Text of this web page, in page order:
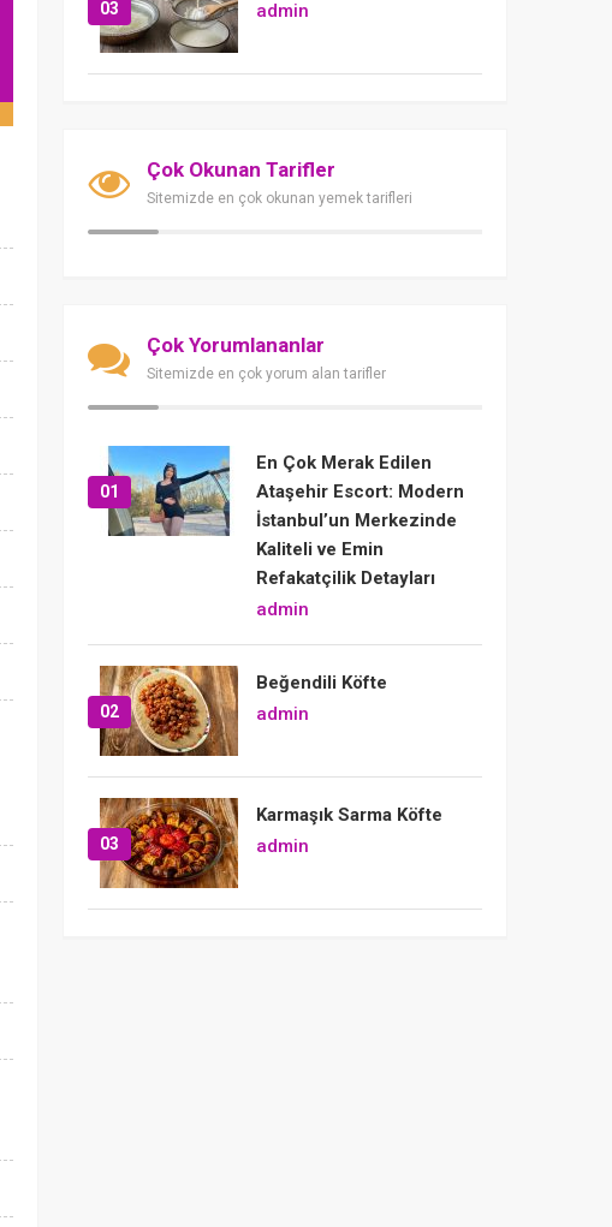
03
admin
Çok Okunan Tarifler
Sitemizde en çok okunan yemek tarifleri
Çok Yorumlananlar
Sitemizde en çok yorum alan tarifler
01
En Çok Merak Edilen
Ataşehir Escort: Modern
İstanbul’un Merkezinde
Kaliteli ve Emin
Refakatçilik Detayları
admin
02
Beğendili Köfte
admin
03
Karmaşık Sarma Köfte
admin